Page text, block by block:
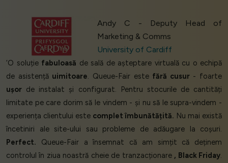
Andy C - Deputy Head of
Marketing & Comms
University of Cardiff
‘O soluție fabuloasă de sală de așteptare virtuală cu o echipă
de asistență uimitoare. Queue-Fair este fără cusur- foarte
ușor de instalat și configurat. Pentru stocurile de cantități
limitate pe care dorim să le vindem - și nu să le supra-vindem -
experiența clientului este complet îmbunătățită. Nu mai există
încetiniri ale site-ului sau probleme de adăugare la coșuri.
Perfect. Queue-Fair a însemnat că am simțit că deținem
controlul în ziua noastră cheie de tranzacționare , Black Friday.